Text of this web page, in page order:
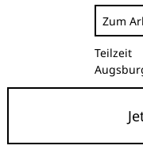
Zum
Teilzeit